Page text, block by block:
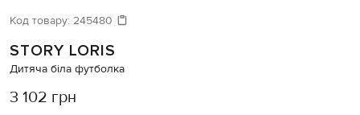
Код товару: 245480
STORY LORIS
Дитяча біла футболка
3 102 грн